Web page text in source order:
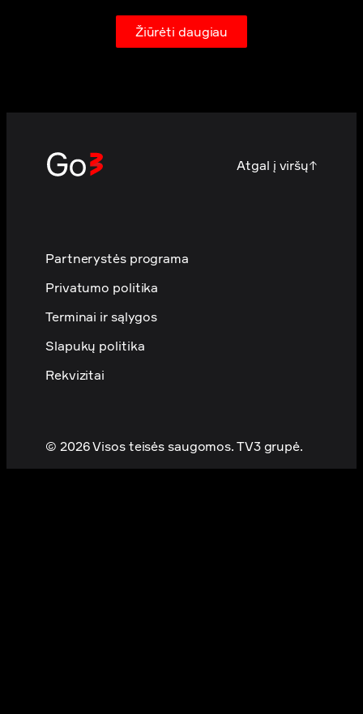
Žiūrėti daugiau
Atgal į viršų↑
© 2026 Visos teisės saugomos. TV3 grupė.
Partnerystės programa
Privatumo politika
Terminai ir sąlygos
Slapukų politika
Rekvizitai